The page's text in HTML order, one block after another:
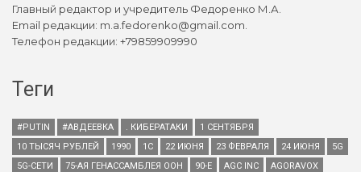
Главный редактор и учредитель Федоренко М.А.
Email редакции: m.a.fedorenko@gmail.com.
Телефон редакции: +79859909990
Теги
#PUTIN #АВДЕЕВКА . КИБЕРАТАКИ
1 СЕНТЯБРЯ
10 ТЫСЯЧ РУБЛЕЙ
1990 1С 22 ИЮНЯ 23 ФЕВРАЛЯ 24 ИЮНЯ
5G
5G-СЕТИ
75-АЯ ГЕНАССАМБЛЕЯ ООН 90-Е AGC INC
AGORAVOX